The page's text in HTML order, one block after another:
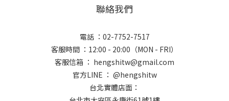
聯絡我們
電話 ：02-7752-7517
客服時間 ：12:00 - 20:00（MON - FRI）
客服信箱 ： hengshitw@gmail.com
官方LINE ： @hengshitw
台北實體店面：